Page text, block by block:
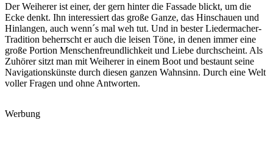
Der Weiherer ist einer, der gern hinter die Fassade blickt, um die
Ecke denkt. Ihn interessiert das große Ganze, das Hinschauen und
Hinlangen, auch wenn´s mal weh tut. Und in bester Liedermacher-
Tradition beherrscht er auch die leisen Töne, in denen immer eine
große Portion Menschenfreundlichkeit und Liebe durchscheint. Als
Zuhörer sitzt man mit Weiherer in einem Boot und bestaunt seine
Navigationskünste durch diesen ganzen Wahnsinn. Durch eine Welt
voller Fragen und ohne Antworten.
Werbung